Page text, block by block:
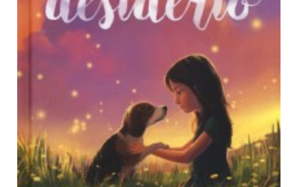
Partnership
Giallo Stresa
Premio Chiara
Tabù Festival 2014
A Tutto Volume
Salone di Torino
Marketing